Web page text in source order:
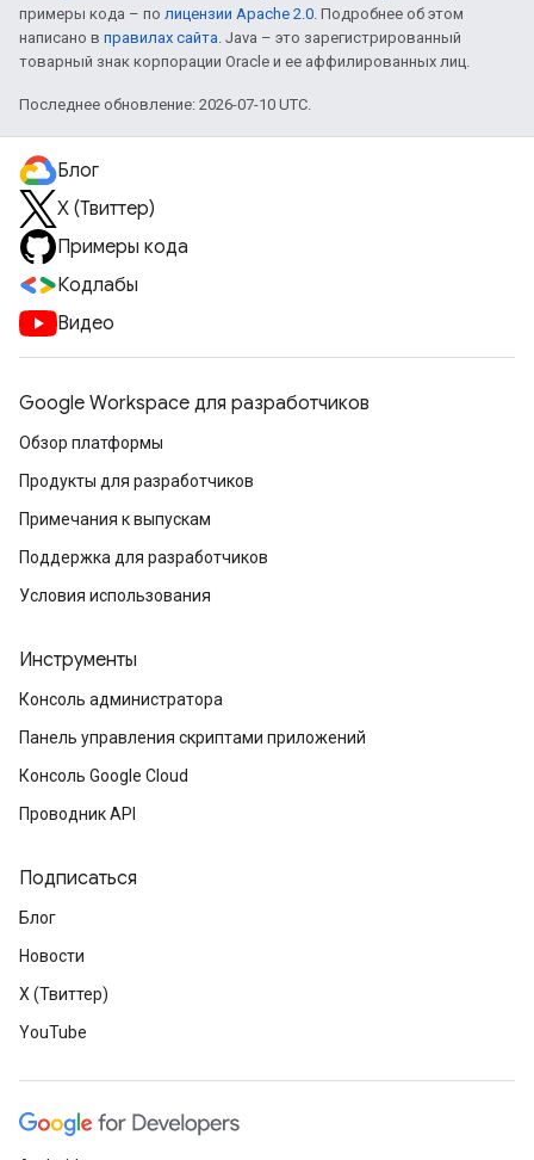
примеры кода – по лицензии Apache 2.0. Подробнее об этом
написано в правилах сайта. Java – это зарегистрированный
товарный знак корпорации Oracle и ее аффилированных лиц.
Последнее обновление: 2026-07-10 UTC.
Блог
X (Твиттер)
Примеры кода
Кодлабы
Видео
Google Workspace для разработчиков
Обзор платформы
Продукты для разработчиков
Примечания к выпускам
Поддержка для разработчиков
Условия использования
Инструменты
Консоль администратора
Панель управления скриптами приложений
Консоль Google Cloud
Проводник API
Подписаться
Блог
Новости
X (Твиттер)
YouTube